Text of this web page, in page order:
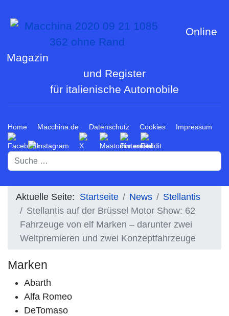
Online
Magazin
und Register
für italienische Automobile
Home Macchina.de Datenschutz Cookies Impressum
Suchen
Aktuelle Seite: Startseite News
Stellantis
Stellantis auf der Brüssel Motor Show: 62
Fahrzeuge von elf Marken – darunter zwei
Weltpremieren und zwei Konzeptfahrzeuge
Marken
Abarth
Alfa Romeo
DeTomaso